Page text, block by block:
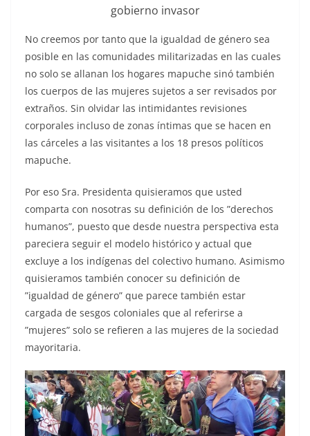
gobierno invasor
No creemos por tanto que la igualdad de género sea
posible en las comunidades militarizadas en las cuales
no solo se allanan los hogares mapuche sinó también
los cuerpos de las mujeres sujetos a ser revisados por
extraños. Sin olvidar las intimidantes revisiones
corporales incluso de zonas íntimas que se hacen en
las cárceles a las visitantes a los 18 presos políticos
mapuche.
Por eso Sra. Presidenta quisieramos que usted
comparta con nosotras su definición de los ”derechos
humanos”, puesto que desde nuestra perspectiva esta
pareciera seguir el modelo histórico y actual que
excluye a los indígenas del colectivo humano. Asimismo
quisieramos también conocer su definición de
”igualdad de género” que parece también estar
cargada de sesgos coloniales que al referirse a
”mujeres” solo se refieren a las mujeres de la sociedad
mayoritaria.